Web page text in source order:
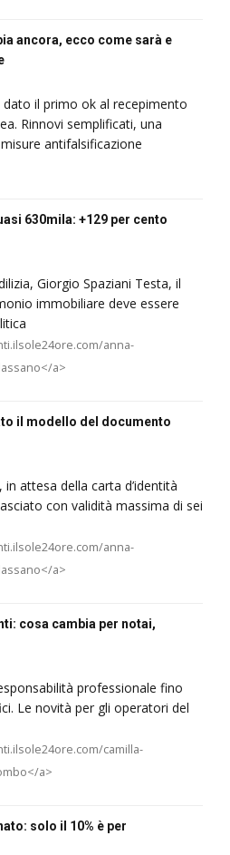
ancora, ecco come sarà e
il primo ok al recepimento
Rinnovi semplificati, una
antifalsificazione
630mila: +129 per cento
Giorgio Spaziani Testa, il
immobiliare deve essere
anna-
a>
il modello del documento
attesa della carta d’identità
con validità massima di sei
anna-
a>
cosa cambia per notai,
professionale fino
Le novità per gli operatori del
camilla-
a>
solo il 10% è per